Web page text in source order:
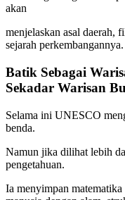
akan
menjelaskan asal daerah,
sejarah perkembangannya.
Batik Sebagai
Sekadar Warisan
Selama ini UNESCO
benda.
Namun jika dilihat lebih
pengetahuan.
Ia menyimpan